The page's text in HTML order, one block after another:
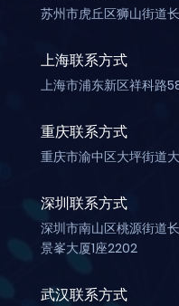
苏州市虎丘区狮山街道
上海联系方式
上海市浦东新区祥科路
重庆联系方式
重庆市渝中区大坪街道
深圳联系方式
深圳市南山区桃源街道
景峯大厦1座2202
武汉联系方式